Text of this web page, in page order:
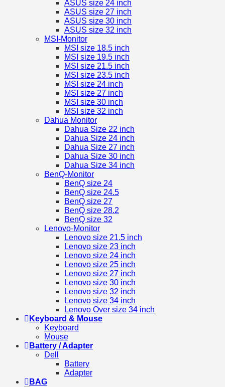
ASUS size 24 inch
ASUS size 27 inch
ASUS size 30 inch
ASUS size 32 inch
MSI-Monitor
MSI size 18.5 inch
MSI size 19.5 inch
MSI size 21.5 inch
MSI size 23.5 inch
MSI size 24 inch
MSI size 27 inch
MSI size 30 inch
MSI size 32 inch
Dahua Monitor
Dahua Size 22 inch
Dahua Size 24 inch
Dahua Size 27 inch
Dahua Size 30 inch
Dahua Size 34 inch
BenQ-Monitor
BenQ size 24
BenQ size 24.5
BenQ size 27
BenQ size 28.2
BenQ size 32
Lenovo-Monitor
Lenovo size 21.5 inch
Lenovo size 23 inch
Lenovo size 24 inch
Lenovo size 25 inch
Lenovo size 27 inch
Lenovo size 30 inch
Lenovo size 32 inch
Lenovo size 34 inch
Lenovo Over size 34 inch
Keyboard & Mouse
Keyboard
Mouse
Battery / Adapter
Dell
Battery
Adapter
BAG